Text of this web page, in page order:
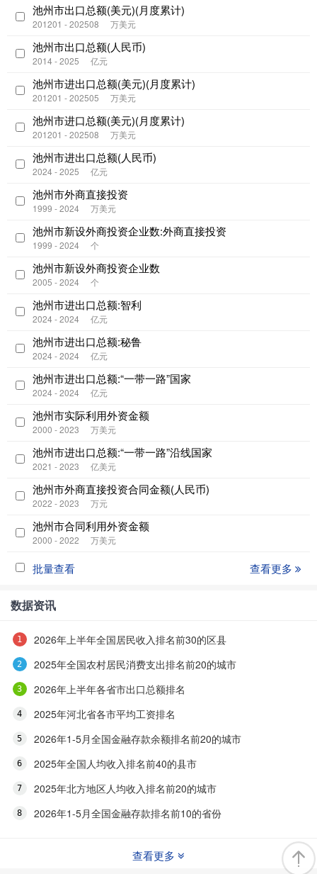
池州市出口总额(美元)(月度累计)
201201 - 202508 万美元
池州市出口总额(人民币)
2014 - 2025 亿元
池州市进出口总额(美元)(月度累计)
201201 - 202505 万美元
池州市进口总额(美元)(月度累计)
201201 - 202508 万美元
池州市进出口总额(人民币)
2024 - 2025 亿元
池州市外商直接投资
1999 - 2024 万美元
池州市新设外商投资企业数:外商直接投资
1999 - 2024 个
池州市新设外商投资企业数
2005 - 2024 个
池州市进出口总额:智利
2024 - 2024 亿元
池州市进出口总额:秘鲁
2024 - 2024 亿元
池州市进出口总额:“一带一路”国家
2024 - 2024 亿元
池州市实际利用外资金额
2000 - 2023 万美元
池州市进出口总额:“一带一路”沿线国家
2021 - 2023 亿美元
池州市外商直接投资合同金额(人民币)
2022 - 2023 万元
池州市合同利用外资金额
2000 - 2022 万美元
批量查看 查看更多
数据资讯
2026年上半年全国居民收入排名前30的区县
2025年全国农村居民消费支出排名前20的城市
2026年上半年各省市出口总额排名
2025年河北省各市平均工资排名
2026年1-5月全国金融存款余额排名前20的城市
2025年全国人均收入排名前40的县市
2025年北方地区人均收入排名前20的城市
2026年1-5月全国金融存款排名前10的省份
查看更多